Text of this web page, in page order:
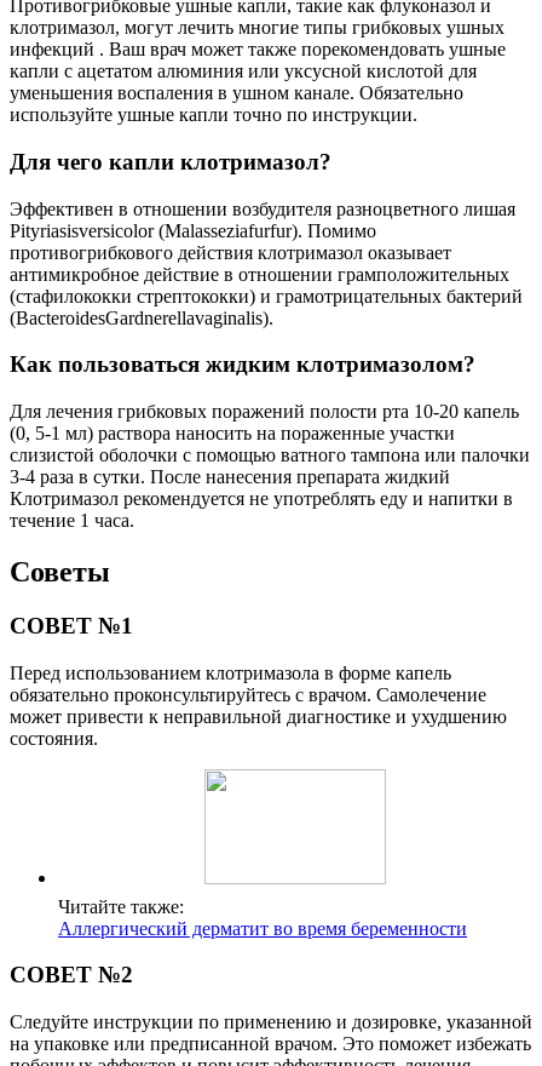
Противогрибковые ушные капли, такие как флуконазол и
клотримазол, могут лечить многие типы грибковых ушных
инфекций . Ваш врач может также порекомендовать ушные
капли с ацетатом алюминия или уксусной кислотой для
уменьшения воспаления в ушном канале. Обязательно
используйте ушные капли точно по инструкции.
Для чего капли клотримазол?
Эффективен в отношении возбудителя разноцветного лишая
Pityriasisversicolor (Malasseziafurfur). Помимо
противогрибкового действия клотримазол оказывает
антимикробное действие в отношении грамположительных
(стафилококки стрептококки) и грамотрицательных бактерий
(BacteroidesGardnerellavaginalis).
Как пользоваться жидким клотримазолом?
Для лечения грибковых поражений полости рта 10-20 капель
(0, 5-1 мл) раствора наносить на пораженные участки
слизистой оболочки с помощью ватного тампона или палочки
3-4 раза в сутки. После нанесения препарата жидкий
Клотримазол рекомендуется не употреблять еду и напитки в
течение 1 часа.
Советы
СОВЕТ №1
Перед использованием клотримазола в форме капель
обязательно проконсультируйтесь с врачом. Самолечение
может привести к неправильной диагностике и ухудшению
состояния.
Читайте также:
Аллергический дерматит во время беременности
СОВЕТ №2
Следуйте инструкции по применению и дозировке, указанной
на упаковке или предписанной врачом. Это поможет избежать